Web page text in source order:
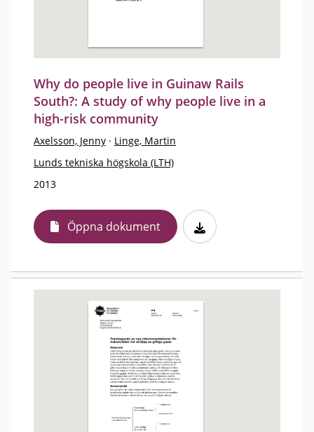
Why do people live in Guinaw Rails
South?: A study of why people live in a
high-risk community
Axelsson, Jenny · Linge, Martin
Lunds tekniska högskola (LTH)
2013
Öppna dokument